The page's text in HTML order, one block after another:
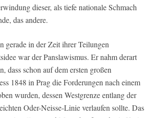
dieser, als tiefe nationale Schmach
das andere.
gerade in der Zeit ihrer Teilungen
war der Panslawismus. Er nahm derart
dass schon auf dem ersten großen
1848 in Prag die Forderungen nach einem
wurden, dessen Westgrenze entlang der
Oder-Neisse-Linie verlaufen sollte. Das